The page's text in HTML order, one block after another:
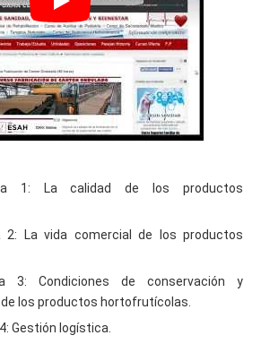
1: La calidad de los productos
2: La vida comercial de los productos
3: Condiciones de conservación y
los productos hortofrutícolas.
Gestión logística.